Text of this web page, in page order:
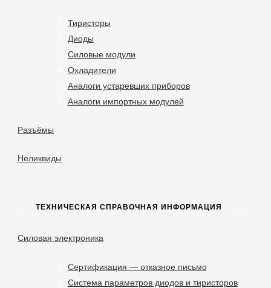
Тиристоры
Диоды
Силовые модули
Охладители
Аналоги устаревших приборов
Аналоги импортных модулей
Разъёмы
Неликвиды
ТЕХНИЧЕСКАЯ СПРАВОЧНАЯ ИНФОРМАЦИЯ
Силовая электроника
Сертификация — отказное письмо
Система параметров диодов и тиристоров